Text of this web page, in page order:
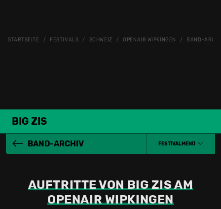
STARTSEITE FESTIVALS SCHWEIZ OPENAIR WIPKINGEN BAND-
BIG ZIS
BAND-ARCHIV FESTIVALMENÜ
AUFTRITTE VON BIG ZIS AM
OPENAIR WIPKINGEN